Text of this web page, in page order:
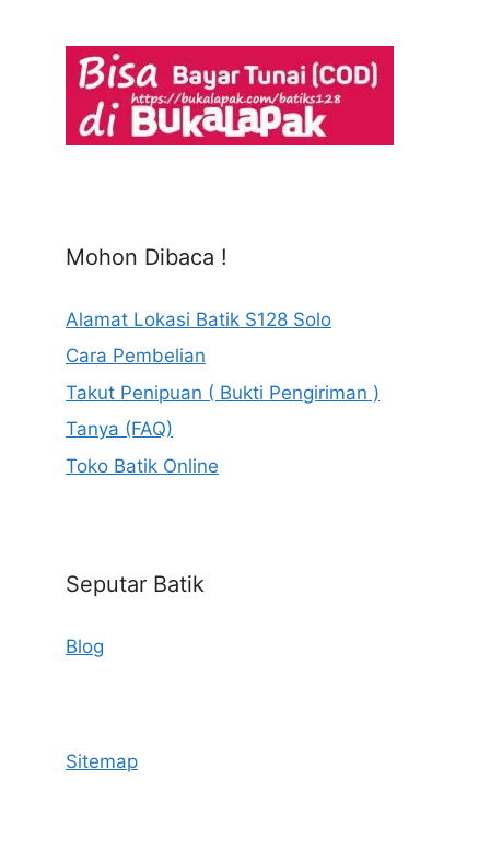
Mohon Dibaca !
Alamat Lokasi Batik S128 Solo
Cara Pembelian
Takut Penipuan ( Bukti Pengiriman )
Tanya (FAQ)
Toko Batik Online
Seputar Batik
Blog
Sitemap